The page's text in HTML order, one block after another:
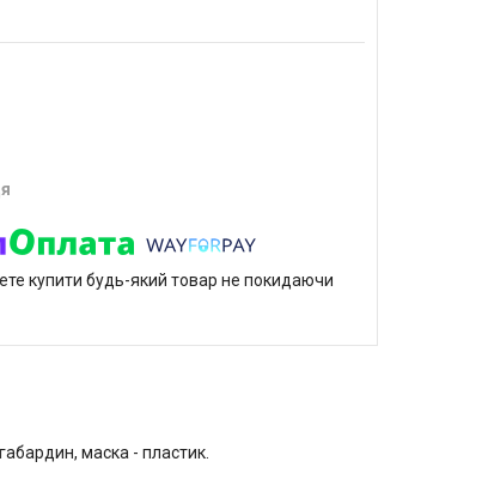
купити будь-який товар не покидаючи
маска - пластик.